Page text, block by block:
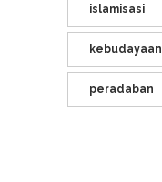
islamisasi
kebudayaan
peradaban